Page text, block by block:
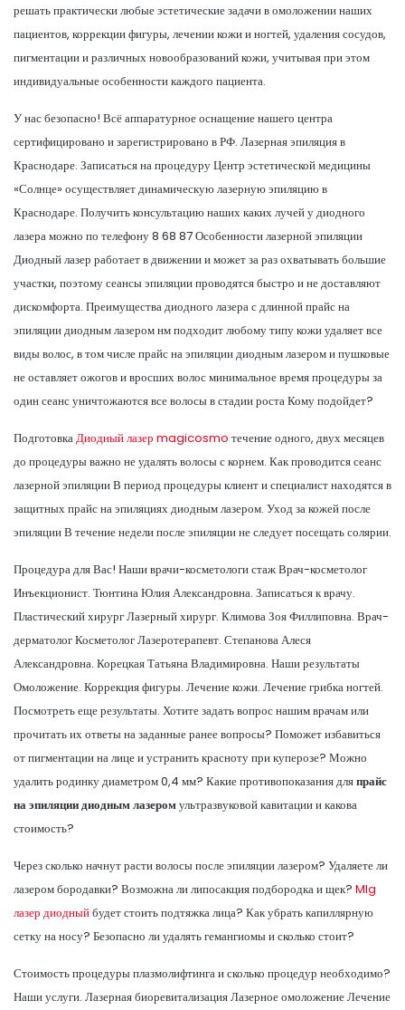
решать практически любые эстетические задачи в омоложении наших
пациентов, коррекции фигуры, лечении кожи и ногтей, удаления сосудов,
пигментации и различных новообразований кожи, учитывая при этом
индивидуальные особенности каждого пациента.
У нас безопасно! Всё аппаратурное оснащение нашего центра
сертифицировано и зарегистрировано в РФ. Лазерная эпиляция в
Краснодаре. Записаться на процедуру Центр эстетической медицины
«Солнце» осуществляет динамическую лазерную эпиляцию в
Краснодаре. Получить консультацию наших каких лучей у диодного
лазера можно по телефону 8 68 87 Особенности лазерной эпиляции
Диодный лазер работает в движении и может за раз охватывать большие
участки, поэтому сеансы эпиляции проводятся быстро и не доставляют
дискомфорта. Преимущества диодного лазера с длинной прайс на
эпиляции диодным лазером нм подходит любому типу кожи удаляет все
виды волос, в том числе прайс на эпиляции диодным лазером и пушковые
не оставляет ожогов и вросших волос минимальное время процедуры за
один сеанс уничтожаются все волосы в стадии роста Кому подойдет?
ПодготовкаДиодный лазер magicosmo течение одного, двух месяцев
до процедуры важно не удалять волосы с корнем. Как проводится сеанс
лазерной эпиляции В период процедуры клиент и специалист находятся в
защитных прайс на эпиляциях диодным лазером. Уход за кожей после
эпиляции В течение недели после эпиляции не следует посещать солярии.
Процедура для Вас! Наши врачи-косметологи стаж Врач-косметолог
Инъекционист. Тюнтина Юлия Александровна. Записаться к врачу.
Пластический хирург Лазерный хирург. Климова Зоя Филлиповна. Врач-
дерматолог Косметолог Лазеротерапевт. Степанова Алеся
Александровна. Корецкая Татьяна Владимировна. Наши результаты
Омоложение. Коррекция фигуры. Лечение кожи. Лечение грибка ногтей.
Посмотреть еще результаты. Хотите задать вопрос нашим врачам или
прочитать их ответы на заданные ранее вопросы? Поможет избавиться
от пигментации на лице и устранить красноту при куперозе? Можно
удалить родинку диаметром 0,4 мм? Какие противопоказания дляпрайс
на эпиляции диодным лазеромультразвуковой кавитации и какова
стоимость?
Через сколько начнут расти волосы после эпиляции лазером? Удаляете ли
лазером бородавки? Возможна ли липосакция подбородка и щек? Mlg
лазер диодныйбудет стоить подтяжка лица? Как убрать капиллярную
сетку на носу? Безопасно ли удалять гемангиомы и сколько стоит?
Стоимость процедуры плазмолифтинга и сколько процедур необходимо?
Наши услуги. Лазерная биоревитализация Лазерное омоложение Лечение